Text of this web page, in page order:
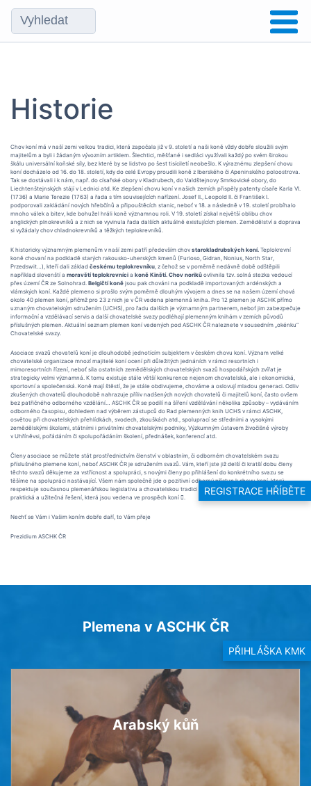
REGISTRACE HŘÍBĚTE
PŘIHLÁŠKA KMK
Historie
Chov koní má v naší zemi velkou tradici, která započala již v 9. století a naši koně vždy dobře sloužili svým
majitelům a byli i žádaným vývozním artiklem. Šlechtici, měšťané i sedláci využívali každý po svém širokou
škálu universální koňské síly, bez které by se lidstvo po šest tisíciletí neobešlo. K výraznému zlepšení chovu
koní docházelo od 16. do 18. století, kdy do celé Evropy proudili koně z Iberského či Apeninského poloostrova.
Tak se dostávali i k nám, např. do císařské obory v Kladrubech, do Valdštejnovy Smrkovické obory, do
Liechtenštejnských stájí v Lednici atd. Ke zlepšení chovu koní v našich zemích přispěly patenty císaře Karla VI.
(1736) a Marie Terezie (1763) a řada s tím souvisejících nařízení. Josef II., Leopold II. či František I.
podporovali zakládání nových hřebčínů a připouštěcích stanic, neboť v 18. a následně v 19. století probíhalo
mnoho válek a bitev, kde bohužel hráli koně významnou roli. V 19. století získal největší oblibu chov
anglických plnokrevníků a z nich se vyvinula řada dalších aktuálně existujících plemen. Zemědělství a doprava
si vyžádaly chov chladnokrevníků a těžkých teplokrevníků.
K historicky významným plemenům v naší zemi patří především chov starokladrubských koní. Teplokrevní
koně chovaní na podkladě starých rakousko-uherských kmenů (Furioso, Gidran, Nonius, North Star,
Przedswit…), kteří dali základ českému teplokrevníku, z čehož se v poměrně nedávně době odštěpili
například slovenští a moravští teplokrevníci a koně Kinští. Chov noriků ovlivnila tzv. solná stezka vedoucí
přes území ČR ze Solnohrad. Belgičtí koně jsou pak chováni na podkladě importovaných ardénských a
vlámských koní. Každé plemeno si prošlo svým poměrně dlouhým vývojem a dnes se na našem území chová
okolo 40 plemen koní, přičmž pro 23 z nich je v ČR vedena plemenná kniha. Pro 12 plemen je ASCHK přímo
uznaným chovatelským sdružením (UCHS), pro řadu dalších je významným partnerem, neboť jim zabezpečuje
informační a vzdělávací servis a další chovatelské svazy podléhají plemenným knihám v zemích původů
příslušných plemen. Aktuální seznam plemen koní vedených pod ASCHK ČR naleznete v sousedním „okénku“
Chovatelské svazy.
Asociace svazů chovatelů koní je dlouhodobě jednotícím subjektem v českém chovu koní. Význam velké
chovatelské organizace mnozí majitelé koní ocení při důležitých jednáních v rámci resortních i
mimoresortních řízení, neboť síla ostatních zemědělských chovatelských svazů hospodářských zvířat je
strategicky velmi významná. K tomu existuje stále větší konkurence nejenom chovatelská, ale i ekonomická,
sportovní a společenská. Koně mají štěstí, že je stále obdivujeme, chováme a oslovují mladou generaci. Odliv
zkušených chovatelů dlouhodobě nahrazuje příliv nadšených nových chovatelů či majitelů koní, často ovšem
bez patřičného odborného vzdělání… ASCHK ČR se podílí na šíření vzdělávání několika způsoby – vydáváním
odborného časopisu, dohledem nad výběrem zástupců do Rad plemenných knih UCHS v rámci ASCHK,
osvětou při chovatelských přehlídkách, svodech, zkouškách atd., spoluprací se středními a vysokými
zemědělskými školami, státními i privátními chovatelskými podniky, Výzkumným ústavem živočišné výroby
v Uhříněvsi, pořádáním či spolupořádáním školení, přednášek, konferencí atd.
Členy asociace se můžete stát prostřednictvím členství v oblastním, či odborném chovatelském svazu
příslušného plemene koní, neboť ASCHK ČR je sdružením svazů. Vám, kteří jste již delší či kratší dobu členy
těchto svazů děkujeme za vstřícnost a spolupráci, s novými členy po přihlášení do konkrétního svazu se
těšíme na spolupráci nastávající. Všem nám společně jde o pozitivní odborný přístup k chovu koní, který
respektuje současnou plemenářskou legislativu a chovatelskou tradici a etiku. Jsme rádi, když nacházíme
praktická a užitečná řešení, která jsou vedena ve prospěch koní .
Nechť se Vám i Vašim koním dobře daří, to Vám přeje
Prezidium ASCHK ČR
Plemena v ASCHK ČR
Arabský kůň